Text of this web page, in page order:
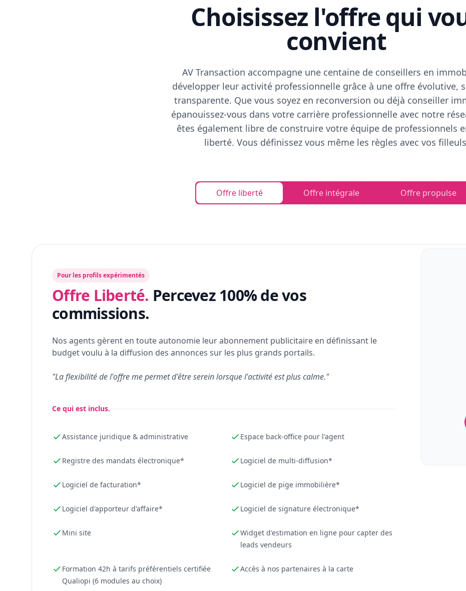
Choisissez l'offre qui
convient
AV Transaction accompagne une centaine de conseillers en
développer leur activité professionnelle grâce à une offre évolutive,
transparente. Que vous soyez en reconversion ou déjà conseiller
épanouissez-vous dans votre carrière professionnelle avec notre
êtes également libre de construire votre équipe de professionnels
liberté. Vous définissez vous même les règles avec vos
Offre liberté Offre intégrale Offre propulse
Pour les profils expérimentés
Offre Liberté. Percevez 100% de vos
commissions.
Nos agents gèrent en toute autonomie leur abonnement publicitaire en définissant le
budget voulu à la diffusion des annonces sur les plus grands portails.
"La flexibilité de l'offre me permet d'être serein lorsque l'activité est plus calme."
Ce qui est inclus.
Assistance juridique & administrative Espace back-office pour l'agent
Registre des mandats électronique* Logiciel de multi-diffusion*
Logiciel de facturation* Logiciel de pige immobilière*
Logiciel d'apporteur d'affaire* Logiciel de signature électronique*
Mini site
Widget d'estimation en ligne pour capter des
leads vendeurs
Formation 42h à tarifs préférentiels certifiée
Qualiopi (6 modules au choix)
Accès à nos partenaires à la carte